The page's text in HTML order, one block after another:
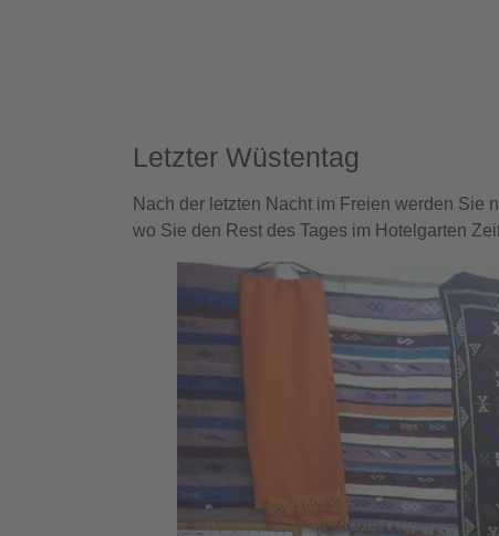
Letzter Wüstentag
Nach der letzten Nacht im Freien werden Sie
wo Sie den Rest des Tages im Hotelgarten